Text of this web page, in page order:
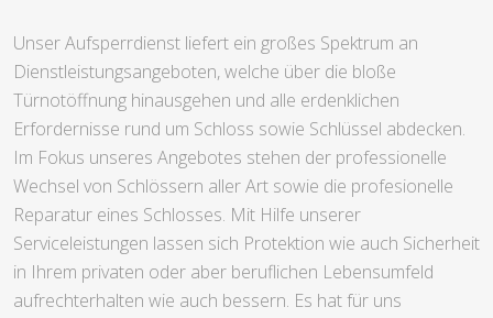
Unser Aufsperrdienst liefert ein großes Spektrum an
Dienstleistungsangeboten, welche über die bloße
Türnotöffnung hinausgehen und alle erdenklichen
Erfordernisse rund um Schloss sowie Schlüssel abdecken.
Im Fokus unseres Angebotes stehen der professionelle
Wechsel von Schlössern aller Art sowie die profesionelle
Reparatur eines Schlosses. Mit Hilfe unserer
Serviceleistungen lassen sich Protektion wie auch Sicherheit
in Ihrem privaten oder aber beruflichen Lebensumfeld
aufrechterhalten wie auch bessern. Es hat für uns